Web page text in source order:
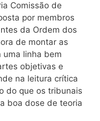
Comissão de
por membros
da Ordem dos
de montar as
uma linha bem
objetivas e
na leitura crítica
do que os tribunais
boa dose de teoria